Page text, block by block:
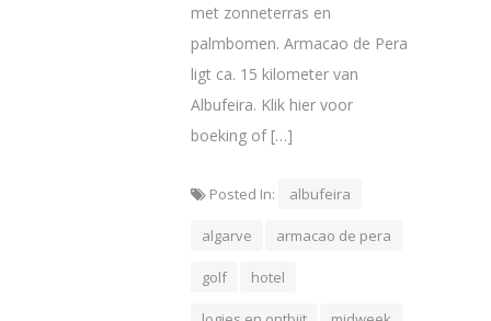
met zonneterras en
palmbomen. Armacao de Pera
ligt ca. 15 kilometer van
Albufeira. Klik hier voor
boeking of […]
Posted In: albufeira
algarve armacao de pera
golf hotel